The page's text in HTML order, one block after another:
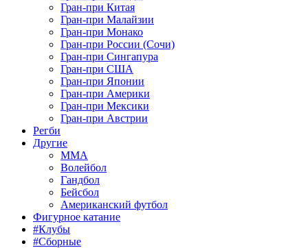
Гран-при Китая
Гран-при Малайзии
Гран-при Монако
Гран-при России (Сочи)
Гран-при Сингапура
Гран-при США
Гран-при Японии
Гран-при Америки
Гран-при Мексики
Гран-при Австрии
Регби
Другие
MMA
Волейбол
Гандбол
Бейсбол
Американский футбол
Фигурное катание
#Клубы
#Сборные